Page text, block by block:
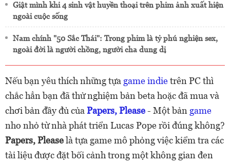
Giật mình khi 4 sinh vật huyền thoại trên phim ảnh xuất hiện
ngoài cuộc sống
Nam chính "50 Sắc Thái": Trong phim là tỷ phú nghiện sex,
ngoài đời là người chồng, người cha dung dị
Nếu bạn yêu thích những tựa game indietrên PC thì
chắc hẳn bạn đã thử nghiệm bản beta hoặc đã mua và
chơi bản đầy đủ của Papers, Please- Một bản game
nho nhỏ từ nhà phát triển Lucas Pope rồi đúng không?
Papers, Pleaselà tựa game mô phỏng việc kiểm tra các
tài liệu được đặt bối cảnh trong một không gian đen